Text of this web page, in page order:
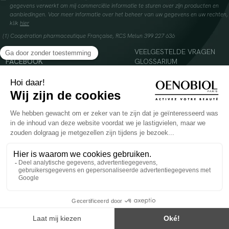
gegevens verwerkt om mij commerciële informatie te sturen over zijn producten en
aanbiedingen. Voor meer informatie over het beheer van uw gegevens en uw rechten,
klik hier
(1) Coopération pharmaceutique Française, RCS Melun 399 227 636
INSTAGRAM
FACEBOOK
YOUTUBE
VEELGESTELDE VRAGEN
GLOSSARIUM
© 2024 Oenobiol Paris
Voedingssupplement dat moet worden geconsumeerd als onderdeel van een gevarieerde,
overschrijden. Enkel voor volwassenen, buiten het bereik van kinderen houden.